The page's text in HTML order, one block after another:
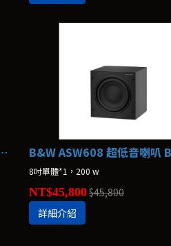
叭 Bowers & Wilkins
8吋單體*1，200 w
NT$45,800$45,800
詳細介紹